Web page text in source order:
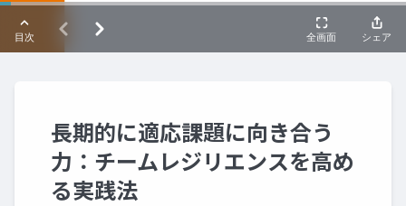
長期的に適応課題に向き合う
力：チームレジリエンスを高め
る実践法